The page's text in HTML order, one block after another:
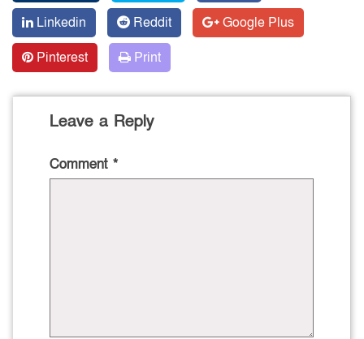
Linkedin
Reddit
Google Plus
Pinterest
Print
Leave a Reply
Comment *